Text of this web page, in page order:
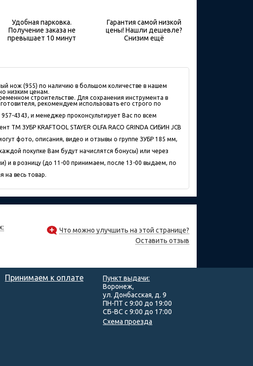
Удобная парковка.
Получение заказа не
превышает 10 минут
Гарантия самой низкой
цены! Нашли дешевле?
Снизим ещё
нож (955) по наличию в большом количествe в нашем
низким ценам.
строительстве. Для сохранения инструмента в
рекомендуем использовать его строго по
4343, и менеджер проконсультирует Вас по всем
ЗУБР KRAFTOOL STAYER OLFA RACO GRINDA СИБИН JCB
фото, описания, видео и отзывы о группе ЗУБР 185 мм,
покупке Вам будут начислятся бонусы) или через
и в розницу (до 11-00 принимаем, после 13-00 выдаем, по
на весь товар.
Что можно улучшить на этой странице?
Оставить отзыв
Принимаем к оплате
Пункт выдачи:
Воронеж,
ул. Донбасская, д. 9
ПН-ПТ с 9:00 до 19:00
СБ-ВС с 9:00 до 17:00
Схема проезда